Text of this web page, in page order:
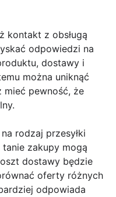
kontakt z obsługą
odpowiedzi na
dostawy i
można uniknąć
mieć pewność, że
rodzaj przesyłki
zakupy mogą
dostawy będzie
oferty różnych
odpowiada